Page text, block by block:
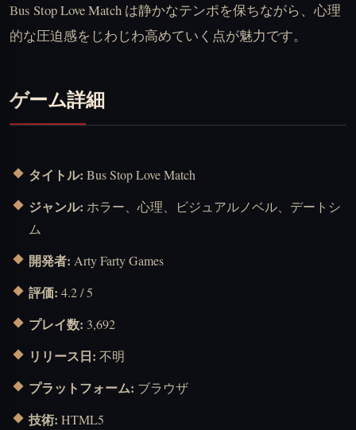
Bus Stop Love Match は静かなテンポを保ちながら、心理
的な圧迫感をじわじわ高めていく点が魅力です。
ゲーム詳細
タイトル: Bus Stop Love Match
ジャンル: ホラー、心理、ビジュアルノベル、デートシ
ム
開発者: Arty Farty Games
評価: 4.2 / 5
プレイ数: 3,692
リリース日: 不明
プラットフォーム: ブラウザ
技術: HTML5